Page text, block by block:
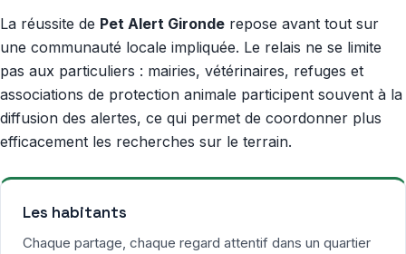
La réussite de Pet Alert Gironde repose avant tout sur
une communauté locale impliquée. Le relais ne se limite
pas aux particuliers : mairies, vétérinaires, refuges et
associations de protection animale participent souvent à la
diffusion des alertes, ce qui permet de coordonner plus
efficacement les recherches sur le terrain.
Les habitants
Chaque partage, chaque regard attentif dans un quartier